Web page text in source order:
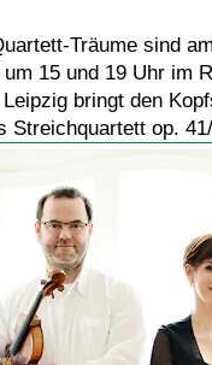
Träume sind
15 und 19 Uhr im
bringt den
Streichquartett op.